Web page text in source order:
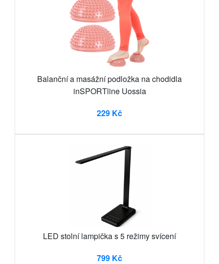
Balanční a masážní podložka na chodidla
inSPORTline Uossia
229 Kč
LED stolní lampička s 5 režimy svícení
799 Kč